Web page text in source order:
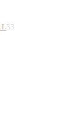
33